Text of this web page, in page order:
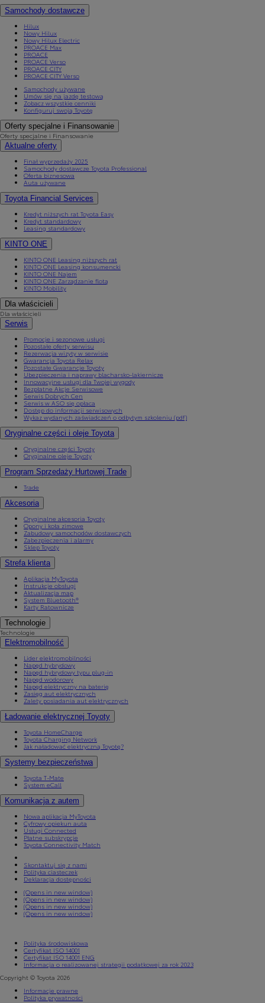
Samochody dostawcze
Hilux
Nowy Hilux
Nowy Hilux Electric
PROACE Max
PROACE
PROACE Verso
PROACE CITY
PROACE CITY Verso
Samochody używane
Umów się na jazdę testową
Zobacz wszystkie cenniki
Konfiguruj swoją Toyotę
Oferty specjalne i Finansowanie
Oferty specjalne i Finansowanie
Aktualne oferty
Finał wyprzedaży 2025
Samochody dostawcze Toyota Professional
Oferta biznesowa
Auta używane
Toyota Financial Services
Kredyt niższych rat Toyota Easy
Kredyt standardowy
Leasing standardowy
KINTO ONE
KINTO ONE Leasing niższych rat
KINTO ONE Leasing konsumencki
KINTO ONE Najem
KINTO ONE Zarządzanie flotą
KINTO Mobility
Dla właścicieli
Dla właścicieli
Serwis
Promocje i sezonowe usługi
Pozostałe oferty serwisu
Rezerwacja wizyty w serwisie
Gwarancja Toyota Relax
Pozostałe Gwarancje Toyoty
Ubezpieczenia i naprawy blacharsko-lakiernicze
Innowacyjne usługi dla Twojej wygody
Bezpłatne Akcje Serwisowe
Serwis Dobrych Cen
Serwis w ASO się opłaca
Dostęp do informacji serwisowych
Wykaz wydanych zaświadczeń o odbytym szkoleniu (pdf)
Oryginalne części i oleje Toyota
Oryginalne części Toyoty
Oryginalne oleje Toyoty
Program Sprzedaży Hurtowej Trade
Trade
Akcesoria
Oryginalne akcesoria Toyoty
Opony i koła zimowe
Zabudowy samochodów dostawczych
Zabezpieczenia i alarmy
Sklep Toyoty
Strefa klienta
Aplikacja MyToyota
Instrukcje obsługi
Aktualizacja map
System Bluetooth®
Karty Ratownicze
Technologie
Technologie
Elektromobilność
Lider elektromobilności
Napęd hybrydowy
Napęd hybrydowy typu plug-in
Napęd wodorowy
Napęd elektryczny na baterię
Zasięg aut elektrycznych
Zalety posiadania aut elektrycznych
Ładowanie elektrycznej Toyoty
Toyota HomeCharge
Toyota Charging Network
Jak naładować elektryczną Toyotę?
Systemy bezpieczeństwa
Toyota T-Mate
System eCall
Komunikacja z autem
Nowa aplikacja MyToyota
Cyfrowy opiekun auta
Usługi Connected
Płatne subskrypcje
Toyota Connectivity Match
Skontaktuj się z nami
Polityka ciasteczek
Deklaracja dostępności
(Opens in new window)
(Opens in new window)
(Opens in new window)
(Opens in new window)
Polityka środowiskowa
Certyfikat ISO 14001
Certyfikat ISO 14001 ENG
Informacja o realizowanej strategii podatkowej za rok 2023
Copyright © Toyota 2026
Informacje prawne
Polityka prywatności